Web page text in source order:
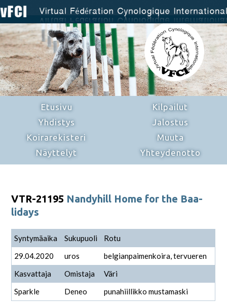
Etusivu
Yhdistys
Koirarekisteri
Näyttelyt
Kilpailut
Jalostus
Muuta
Yhteydenotto
VTR-21195 Nandyhill Home for the Baa-
lidays
Syntymäaika Sukupuoli
Rotu
29.04.2020
uros
belgianpaimenkoira, tervueren
Kasvattaja
Omistaja
Väri
Sparkle
Deneo punahiillikko mustamaski